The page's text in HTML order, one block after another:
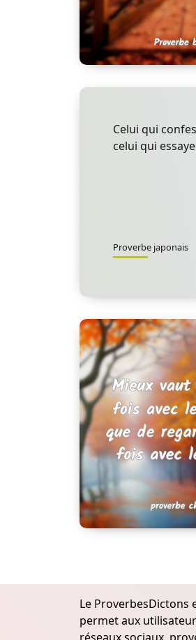
Celui qui
celui qui
Proverbe japonais
Le ProverbesDictons
permet aux